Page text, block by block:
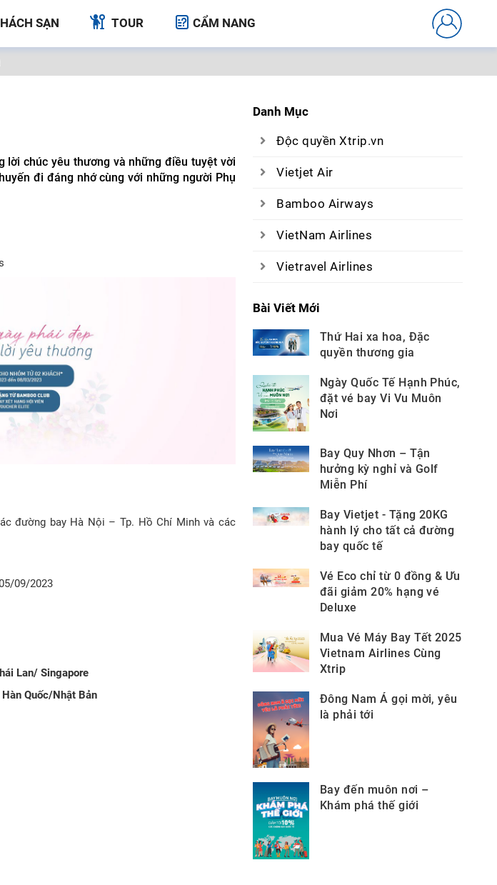
SẠN TOUR CẨM NANG
lời chúc yêu thương và những điều tuyệt vời
đi đáng nhớ cùng với những người Phụ
đường bay Hà Nội – Tp. Hồ Chí Minh và các
09/2023
Lan/ Singapore
Quốc/Nhật Bản
Danh Mục
Độc quyền Xtrip.vn
Vietjet Air
Bamboo Airways
VietNam Airlines
Vietravel Airlines
Bài Viết Mới
Thứ Hai xa hoa, Đặc
quyền thương gia
Ngày Quốc Tế Hạnh Phúc,
đặt vé bay Vi Vu Muôn
Nơi
Bay Quy Nhơn – Tận
hưởng kỳ nghỉ và Golf
Miễn Phí
Bay Vietjet - Tặng 20KG
hành lý cho tất cả đường
bay quốc tế
Vé Eco chỉ từ 0 đồng & Ưu
đãi giảm 20% hạng vé
Deluxe
Mua Vé Máy Bay Tết 2025
Vietnam Airlines Cùng
Xtrip
Đông Nam Á gọi mời, yêu
là phải tới
Bay đến muôn nơi –
Khám phá thế giới